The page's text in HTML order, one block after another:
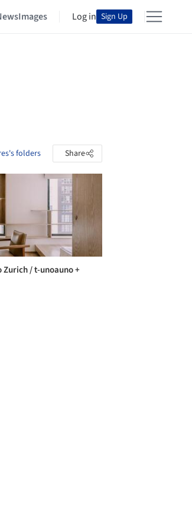
Images Log in Sign Up
folders Share
/ t-unoauno +